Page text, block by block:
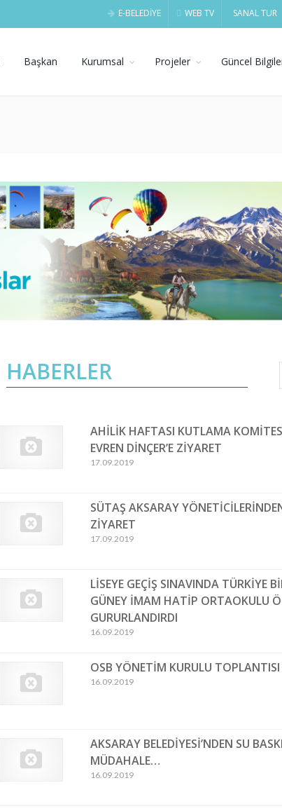
E-BELEDİYE WEB TV SANAL TUR
Başkan Kurumsal Projeler Güncel
HABERLER
AHİLİK HAFTASI KUTLAMA
EVREN DİNÇER’E ZİYARET
17.09.2019
SÜTAŞ AKSARAY
ZİYARET
17.09.2019
LİSEYE GEÇİŞ SINAVINDA TÜRKİYE
GÜNEY İMAM HATİP ORTAOKULU
GURURLANDIRDI
16.09.2019
OSB YÖNETİM KURULU TOPLANTISI
16.09.2019
AKSARAY BELEDİYESİ’NDEN SU
MÜDAHALE…
16.09.2019